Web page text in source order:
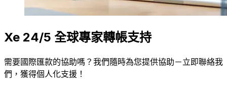
Xe 24/5 全球專家轉帳支持
需要國際匯款的協助嗎？我們隨時為您提供協助－立即聯絡我
們，獲得個人化支援！